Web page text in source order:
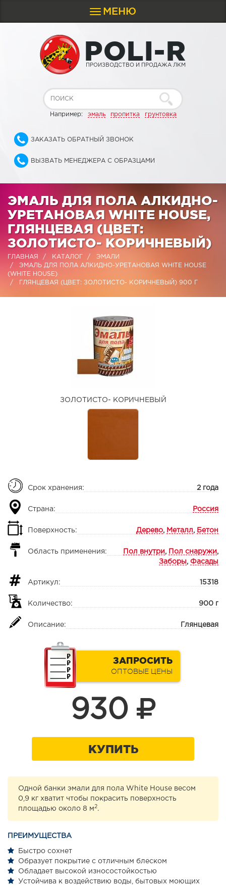
Toggle
navigation
МЕНЮ
POLI-R
ПРОИЗВОДСТВО И ПРОДАЖА ЛКМ
Например: эмаль пропитка грунтовка
ЗАКАЗАТЬ ОБРАТНЫЙ ЗВОНОК
ВЫЗВАТЬ МЕНЕДЖЕРА С ОБРАЗЦАМИ
ЭМАЛЬ ДЛЯ ПОЛА АЛКИДНО-
УРЕТАНОВАЯ WHITE HOUSE,
ГЛЯНЦЕВАЯ (ЦВЕТ:
ЗОЛОТИСТО- КОРИЧНЕВЫЙ)
ГЛАВНАЯ КАТАЛОГ
ЭМАЛИ
ЭМАЛЬ ДЛЯ ПОЛА АЛКИДНО-УРЕТАНОВАЯ WHITE HOUSE
(WHITE HOUSE)
ГЛЯНЦЕВАЯ (ЦВЕТ: ЗОЛОТИСТО- КОРИЧНЕВЫЙ) 900 Г
ЗОЛОТИСТО- КОРИЧНЕВЫЙ
Срок хранения: 2 года
Страна: Россия
Поверхность: Дерево, Металл , Бетон
Область применения: Пол внутри , Пол снаружи ,
Заборы , Фасады
Артикул: 15318
Количество: 900 г
Описание: Глянцевая
ЗАПРОСИТЬ
ОПТОВЫЕ ЦЕНЫ
930
КУПИТЬ
Одной банки эмали для пола White House весом
0,9 кг хватит чтобы покрасить поверхность
площадью около 8 м 2.
ПРЕИМУЩЕСТВА
Быстро сохнет
Образует покрытие с отличным блеском
Обладает высокой износостойкостью
Устойчива к воздействию воды, бытовых моющих